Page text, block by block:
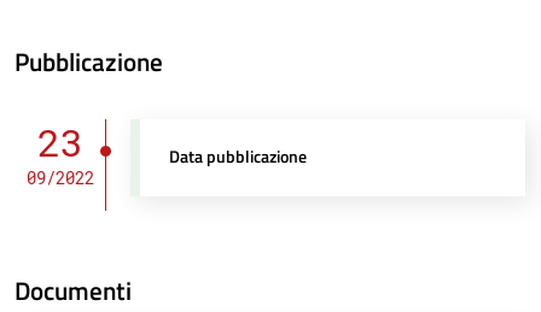
Pubblicazione
23
09/2022
Data pubblicazione
Documenti